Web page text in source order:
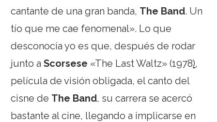
cantante de una gran banda, The Band. Un
tío que me cae fenomenal». Lo que
desconocía yo es que, después de rodar
junto aScorsese «The Last Waltz» (1978),
película de visión obligada, el canto del
cisne de The Band, su carrera se acercó
bastante al cine, llegando a implicarse en